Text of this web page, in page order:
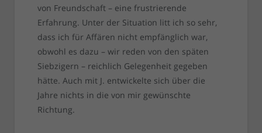
von Freundschaft – eine frustrierende
Erfahrung. Unter der Situation litt ich so sehr,
dass ich für Affären nicht empfänglich war,
obwohl es dazu – wir reden von den späten
Siebzigern – reichlich Gelegenheit gegeben
hätte. Auch mit J. entwickelte sich über die
Jahre nichts in die von mir gewünschte
Richtung.